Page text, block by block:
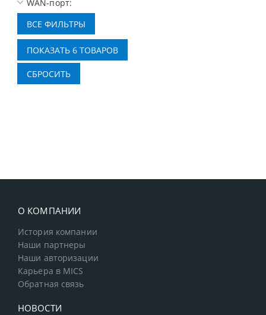
WAN-порт:
О КОМПАНИИ
История компании
Наши партнеры
Наши авторизации
Карьера в MICS
Обратная связь
НОВОСТИ